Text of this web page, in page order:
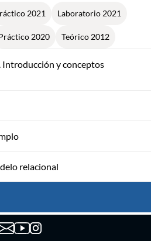
2021 Laboratorio 2021
2020 Teórico 2012
Introducción y conceptos
relacional